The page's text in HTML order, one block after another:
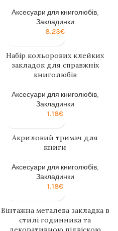
Аксесуари для книголюбів,
Закладинки
8.23€
Набір кольорових клейких
закладок для справжніх
книголюбів
Аксесуари для книголюбів,
Закладинки
1.18€
Акриловий тримач для
книги
Аксесуари для книголюбів,
Закладинки
1.18€
Вінтажна металева закладка в
стилі годинника та